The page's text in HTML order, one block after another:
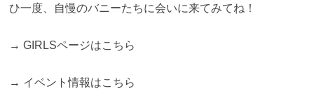
ひ一度、自慢のバニーたちに会いに来てみてね！
→GIRLSページはこちら
→ イベント情報はこちら